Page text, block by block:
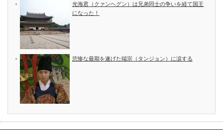
光海君（クァンヘグン）は兄弟同士の争いを経て国王
になった！
悲惨な最期を遂げた端宗（タンジョン）に涙する